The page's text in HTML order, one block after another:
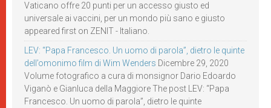
Vaticano offre 20 punti per un accesso giusto ed
universale ai vaccini, per un mondo più sano e giusto
appeared first on ZENIT - Italiano.
LEV: “Papa Francesco. Un uomo di parola”, dietro le quinte
dell’omonimo film di Wim Wenders Dicembre 29, 2020
Volume fotografico a cura di monsignor Dario Edoardo
Viganò e Gianluca della Maggiore The post LEV: “Papa
Francesco. Un uomo di parola”, dietro le quinte